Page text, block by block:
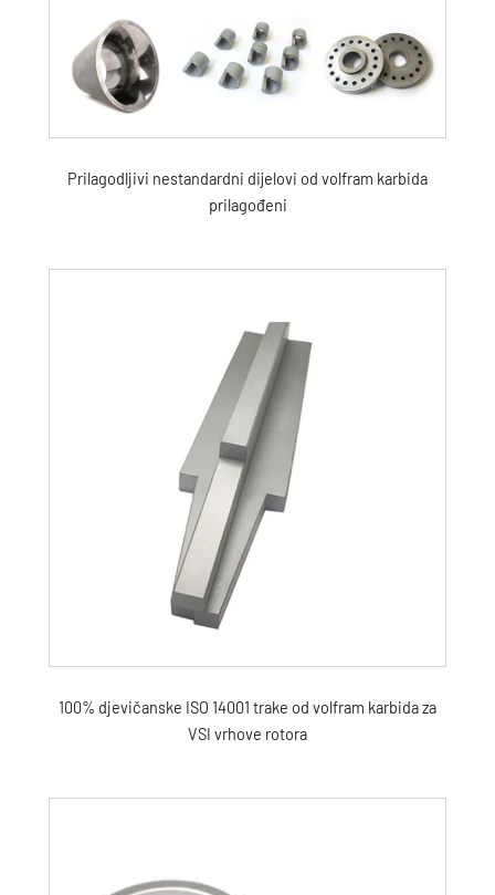
Prilagodljivi nestandardni dijelovi od volfram karbida
prilagođeni
100% djevičanske ISO 14001 trake od volfram karbida za
VSI vrhove rotora